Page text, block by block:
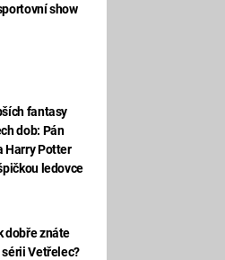
show
fantasy
dob: Pán
Harry Potter
ledovce
dobře znáte
Vetřelec?